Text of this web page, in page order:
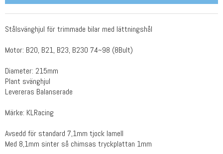
Stålsvänghjul för trimmade bilar med lättningshål
Motor: B20, B21, B23, B230 74~98 (8Bult)
Diameter: 215mm
Plant svänghjul
Levereras Balanserade
Märke: KLRacing
Avsedd för standard 7,1mm tjock lamell
Med 8,1mm sinter så chimsas tryckplattan 1mm